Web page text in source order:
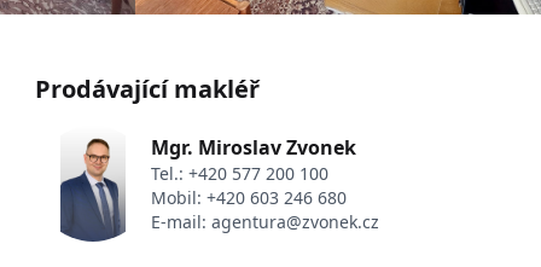
Prodávající makléř
Mgr. Miroslav Zvonek
Tel.:+420 577 200 100
Mobil:+420 603 246 680
E-mail:agentura@zvonek.cz